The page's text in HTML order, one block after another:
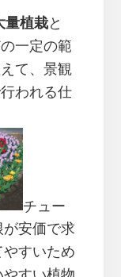
量植栽と
一定の範
て、景観
われる仕
チュー
が安価で求
すいため